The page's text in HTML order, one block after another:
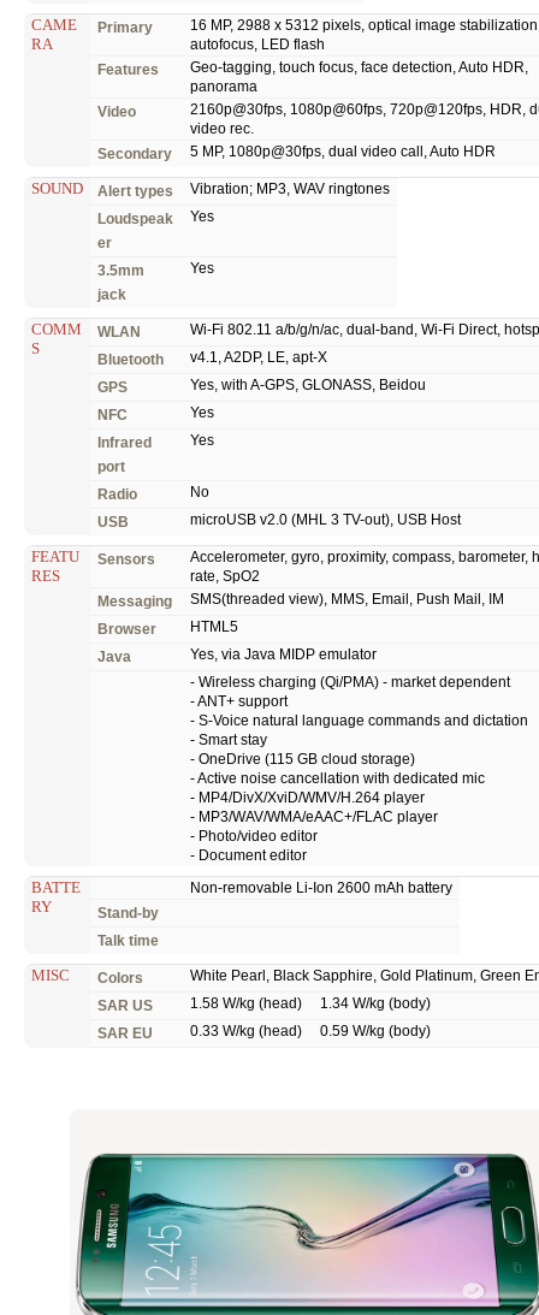
CAME
RA
Primary
16 MP, 2988 x 5312 pixels, optical image
autofocus, LED flash
Features
Geo-tagging, touch focus, face detection, Auto HDR,
panorama
Video
2160p@30fps, 1080p@60fps, 720p@120fps, HDR,
video rec.
Secondary
5 MP, 1080p@30fps, dual video call, Auto HDR
SOUND Alert types
Vibration; MP3, WAV ringtones
Loudspeak
er
Yes
3.5mm
jack
Yes
COMM
S
WLAN
Wi-Fi 802.11 a/b/g/n/ac, dual-band, Wi-Fi Direct,
Bluetooth
v4.1, A2DP, LE, apt-X
GPS
Yes, with A-GPS, GLONASS, Beidou
NFC
Yes
Infrared
port
Yes
Radio
No
USB
microUSB v2.0 (MHL 3 TV-out), USB Host
FEATU
RES
Sensors
Accelerometer, gyro, proximity, compass, barometer,
rate, SpO2
Messaging
SMS(threaded view), MMS, Email, Push Mail, IM
Browser
HTML5
Java
Yes, via Java MIDP emulator
- Wireless charging (Qi/PMA) - market dependent
- ANT+ support
- S-Voice natural language commands and dictation
- Smart stay
- OneDrive (115 GB cloud storage)
- Active noise cancellation with dedicated mic
- MP4/DivX/XviD/WMV/H.264 player
- MP3/WAV/WMA/eAAC+/FLAC player
- Photo/video editor
- Document editor
BATTE
RY
Non-removable Li-Ion 2600 mAh battery
Stand-by
Talk time
MISC Colors
White Pearl, Black Sapphire, Gold Platinum, Green
SAR US
1.58 W/kg (head) 1.34 W/kg (body)
SAR EU
0.33 W/kg (head) 0.59 W/kg (body)